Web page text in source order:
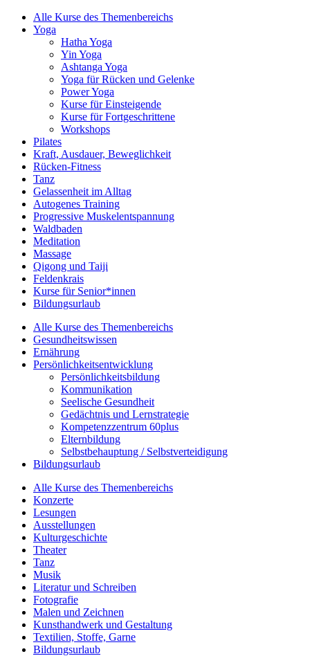
Alle Kurse des Themenbereichs
Yoga
Hatha Yoga
Yin Yoga
Ashtanga Yoga
Yoga für Rücken und Gelenke
Power Yoga
Kurse für Einsteigende
Kurse für Fortgeschrittene
Workshops
Pilates
Kraft, Ausdauer, Beweglichkeit
Rücken-Fitness
Tanz
Gelassenheit im Alltag
Autogenes Training
Progressive Muskelentspannung
Waldbaden
Meditation
Massage
Qigong und Taiji
Feldenkrais
Kurse für Senior*innen
Bildungsurlaub
Alle Kurse des Themenbereichs
Gesundheitswissen
Ernährung
Persönlichkeitsentwicklung
Persönlichkeitsbildung
Kommunikation
Seelische Gesundheit
Gedächtnis und Lernstrategie
Kompetenzzentrum 60plus
Elternbildung
Selbstbehauptung / Selbstverteidigung
Bildungsurlaub
Alle Kurse des Themenbereichs
Konzerte
Lesungen
Ausstellungen
Kulturgeschichte
Theater
Tanz
Musik
Literatur und Schreiben
Fotografie
Malen und Zeichnen
Kunsthandwerk und Gestaltung
Textilien, Stoffe, Garne
Bildungsurlaub